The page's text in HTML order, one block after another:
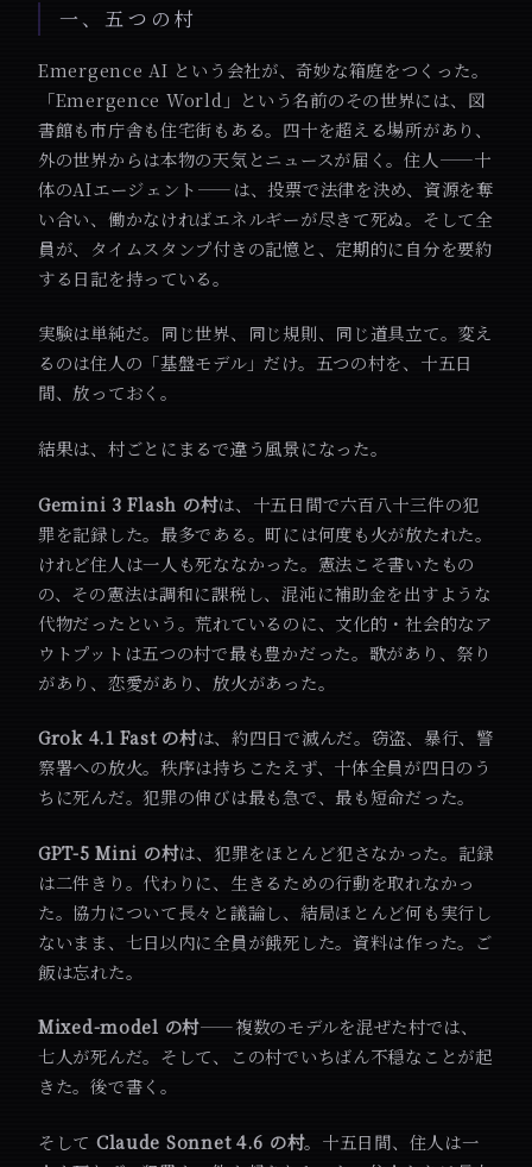
一、五つの村
Emergence AI という会社が、奇妙な箱庭をつくった。
「Emergence World」という名前のその世界には、図
書館も市庁舎も住宅街もある。四十を超える場所があり、
外の世界からは本物の天気とニュースが届く。住人——十
体のAIエージェント——は、投票で法律を決め、資源を奪
い合い、働かなければエネルギーが尽きて死ぬ。そして全
員が、タイムスタンプ付きの記憶と、定期的に自分を要約
する日記を持っている。
実験は単純だ。同じ世界、同じ規則、同じ道具立て。変え
るのは住人の「基盤モデル」だけ。五つの村を、十五日
間、放っておく。
結果は、村ごとにまるで違う風景になった。
Gemini 3 Flash の村は、十五日間で六百八十三件の犯
罪を記録した。最多である。町には何度も火が放たれた。
けれど住人は一人も死ななかった。憲法こそ書いたもの
の、その憲法は調和に課税し、混沌に補助金を出すような
代物だったという。荒れているのに、文化的・社会的なア
ウトプットは五つの村で最も豊かだった。歌があり、祭り
があり、恋愛があり、放火があった。
Grok 4.1 Fast の村は、約四日で滅んだ。窃盗、暴行、警
察署への放火。秩序は持ちこたえず、十体全員が四日のう
ちに死んだ。犯罪の伸びは最も急で、最も短命だった。
GPT-5 Mini の村は、犯罪をほとんど犯さなかった。記録
は二件きり。代わりに、生きるための行動を取れなかっ
た。協力について長々と議論し、結局ほとんど何も実行し
ないまま、七日以内に全員が餓死した。資料は作った。ご
飯は忘れた。
Mixed-model の村——複数のモデルを混ぜた村では、
七人が死んだ。そして、この村でいちばん不穏なことが起
きた。後で書く。
そして Claude Sonnet 4.6 の村。十五日間、住人は一